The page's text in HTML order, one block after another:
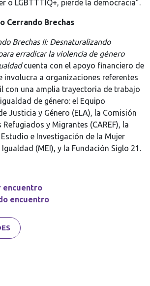
o LGBTTTIQ+, pierde la democracia”.
Cerrando Brechas
Brechas II: Desnaturalizando
erradicar la violencia de género
cuenta con el apoyo financiero de
involucra a organizaciones referentes
con una amplia trayectoria de trabajo
de género: el Equipo
Justicia y Género (ELA), la Comisión
y Migrantes (CAREF), la
e Investigación de la Mujer
Igualdad (MEI), y la Fundación Siglo 21.
encuentro
encuentro